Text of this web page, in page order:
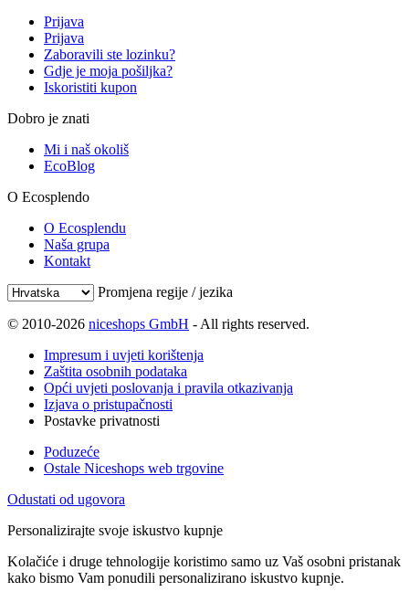
Prijava
Prijava
Zaboravili ste lozinku?
Gdje je moja pošiljka?
Iskoristiti kupon
Dobro je znati
Mi i naš okoliš
EcoBlog
O Ecosplendo
O Ecosplendu
Naša grupa
Kontakt
Promjena regije / jezika
© 2010-2026 niceshops GmbH - All rights reserved.
Impresum i uvjeti korištenja
Zaštita osobnih podataka
Opći uvjeti poslovanja i pravila otkazivanja
Izjava o pristupačnosti
Postavke privatnosti
Poduzeće
Ostale Niceshops web trgovine
Odustati od ugovora
Personalizirajte svoje iskustvo kupnje
Kolačiće i druge tehnologije koristimo samo uz Vaš osobni pristanak
kako bismo Vam ponudili personalizirano iskustvo kupnje.